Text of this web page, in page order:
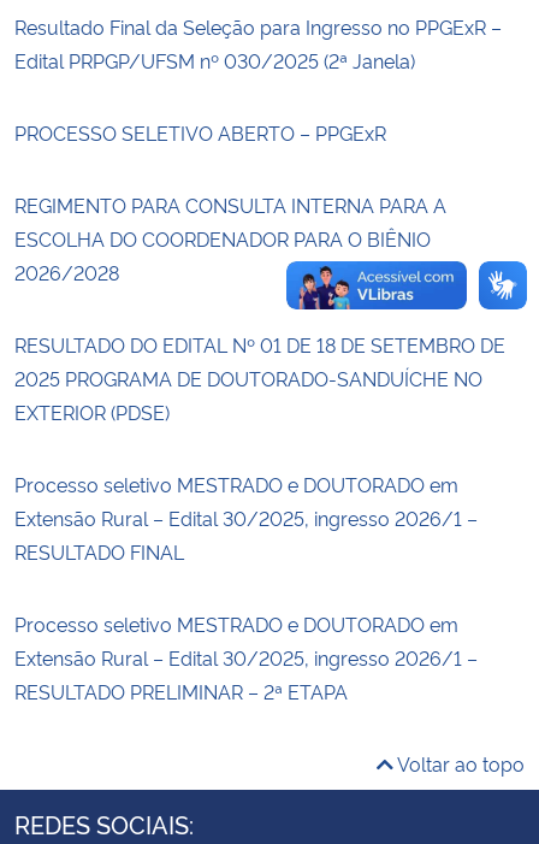
Gabinete de Segurança Institucional
Advocacia-Geral da União
Planalto
Resultado Final da Seleção para Ingresso no PPGExR –
Edital PRPGP/UFSM nº 030/2025 (2ª Janela)
PROCESSO SELETIVO ABERTO – PPGExR
REGIMENTO PARA CONSULTA INTERNA PARA A
ESCOLHA DO COORDENADOR PARA O BIÊNIO
2026/2028
RESULTADO DO EDITAL Nº 01 DE 18 DE SETEMBRO DE
2025 PROGRAMA DE DOUTORADO-SANDUÍCHE NO
EXTERIOR (PDSE)
Processo seletivo MESTRADO e DOUTORADO em
Extensão Rural – Edital 30/2025, ingresso 2026/1 –
RESULTADO FINAL
Processo seletivo MESTRADO e DOUTORADO em
Extensão Rural – Edital 30/2025, ingresso 2026/1 –
RESULTADO PRELIMINAR – 2ª ETAPA
Voltar ao topo
REDES SOCIAIS: